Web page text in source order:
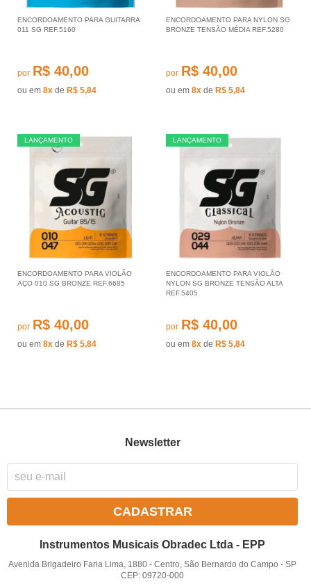
ENCORDOAMENTO PARA GUITARRA
011 SG REF.5160
por R$ 40,00
ou em 8x de R$ 5,84
ENCORDOAMENTO PARA NYLON SG
BRONZE TENSÃO MÉDIA REF.5280
por R$ 40,00
ou em 8x de R$ 5,84
LANÇAMENTO
ENCORDOAMENTO PARA VIOLÃO
AÇO 010 SG BRONZE REF.6685
por R$ 40,00
ou em 8x de R$ 5,84
LANÇAMENTO
ENCORDOAMENTO PARA VIOLÃO
NYLON SG BRONZE TENSÃO ALTA
REF.5405
por R$ 40,00
ou em 8x de R$ 5,84
Newsletter
CADASTRAR
Instrumentos Musicais Obradec Ltda - EPP
Avenida Brigadeiro Faria Lima, 1880 -Centro, São Bernardo do Campo -SP
CEP: 09720-000